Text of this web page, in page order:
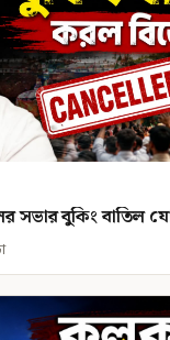
সভার বুকিং বাতিল